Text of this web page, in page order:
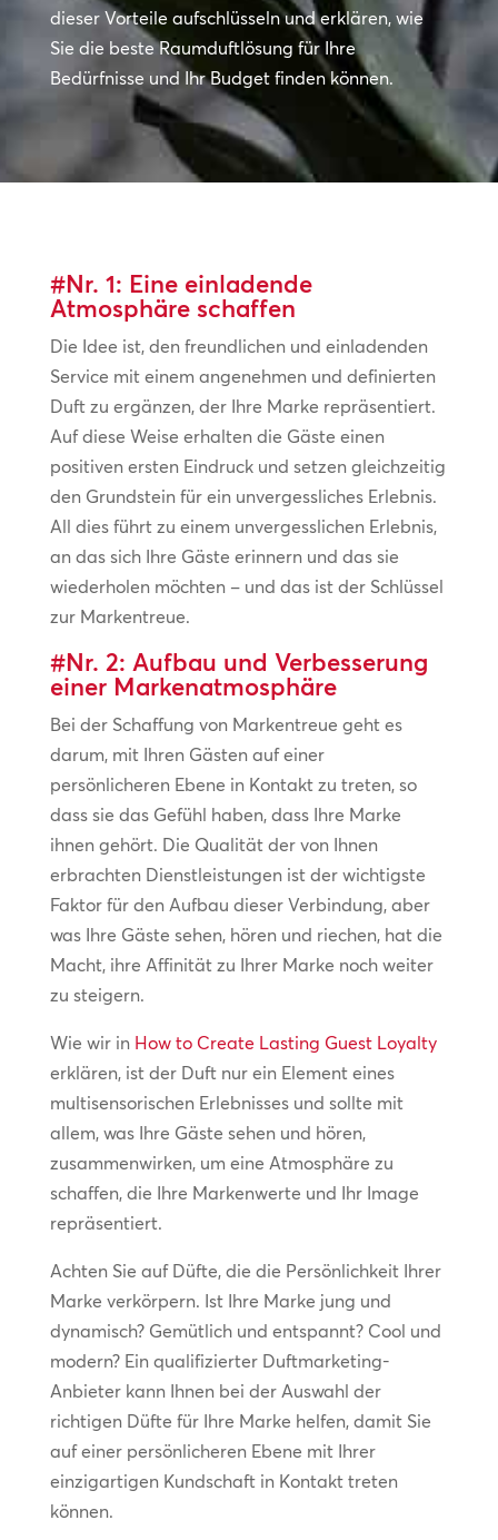
dieser Vorteile aufschlüsseln und erklären, wie
Sie die beste Raumduftlösung für Ihre
Bedürfnisse und Ihr Budget finden können.
#Nr. 1: Eine einladende
Atmosphäre schaffen
Die Idee ist, den freundlichen und einladenden
Service mit einem angenehmen und definierten
Duft zu ergänzen, der Ihre Marke repräsentiert.
Auf diese Weise erhalten die Gäste einen
positiven ersten Eindruck und setzen gleichzeitig
den Grundstein für ein unvergessliches Erlebnis.
All dies führt zu einem unvergesslichen Erlebnis,
an das sich Ihre Gäste erinnern und das sie
wiederholen möchten – und das ist der Schlüssel
zur Markentreue.
#Nr. 2: Aufbau und Verbesserung
einer Markenatmosphäre
Bei der Schaffung von Markentreue geht es
darum, mit Ihren Gästen auf einer
persönlicheren Ebene in Kontakt zu treten, so
dass sie das Gefühl haben, dass Ihre Marke
ihnen gehört. Die Qualität der von Ihnen
erbrachten Dienstleistungen ist der wichtigste
Faktor für den Aufbau dieser Verbindung, aber
was Ihre Gäste sehen, hören und riechen, hat die
Macht, ihre Affinität zu Ihrer Marke noch weiter
zu steigern.
Wie wir in How to Create Lasting Guest Loyalty
erklären, ist der Duft nur ein Element eines
multisensorischen Erlebnisses und sollte mit
allem, was Ihre Gäste sehen und hören,
zusammenwirken, um eine Atmosphäre zu
schaffen, die Ihre Markenwerte und Ihr Image
repräsentiert.
Achten Sie auf Düfte, die die Persönlichkeit Ihrer
Marke verkörpern. Ist Ihre Marke jung und
dynamisch? Gemütlich und entspannt? Cool und
modern? Ein qualifizierter Duftmarketing-
Anbieter kann Ihnen bei der Auswahl der
richtigen Düfte für Ihre Marke helfen, damit Sie
auf einer persönlicheren Ebene mit Ihrer
einzigartigen Kundschaft in Kontakt treten
können.